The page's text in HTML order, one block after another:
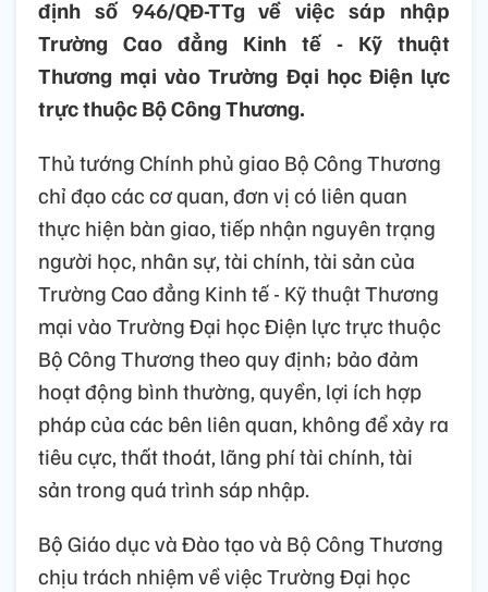
định số 946/QĐ-TTg về việc sáp nhập
Trường Cao đẳng Kinh tế - Kỹ thuật
Thương mại vào Trường Đại học Điện lực
trực thuộc Bộ Công Thương.
Thủ tướng Chính phủ giao Bộ Công Thương
chỉ đạo các cơ quan, đơn vị có liên quan
thực hiện bàn giao, tiếp nhận nguyên trạng
người học, nhân sự, tài chính, tài sản của
Trường Cao đẳng Kinh tế - Kỹ thuật Thương
mại vào Trường Đại học Điện lực trực thuộc
Bộ Công Thương theo quy định; bảo đảm
hoạt động bình thường, quyền, lợi ích hợp
pháp của các bên liên quan, không để xảy ra
tiêu cực, thất thoát, lãng phí tài chính, tài
sản trong quá trình sáp nhập.
Bộ Giáo dục và Đào tạo và Bộ Công Thương
chịu trách nhiệm về việc Trường Đại học